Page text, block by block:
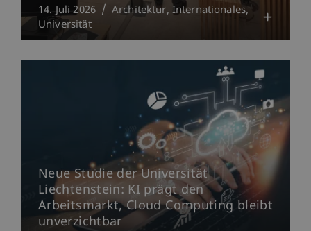
14. Juli 2026 Architektur Internationales
Universität
Neue Studie der Universität
Liechtenstein: KI prägt den
Arbeitsmarkt, Cloud Computing bleibt
unverzichtbar